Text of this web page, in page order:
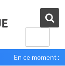
En ce moment :